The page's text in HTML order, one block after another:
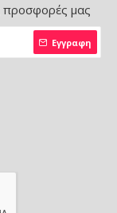
προσφορές μας
Εγγραφη